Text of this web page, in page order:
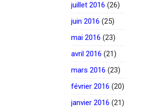
juillet 2016 (26)
juin 2016 (25)
mai 2016 (23)
avril 2016 (21)
mars 2016 (23)
février 2016 (20)
janvier 2016 (21)